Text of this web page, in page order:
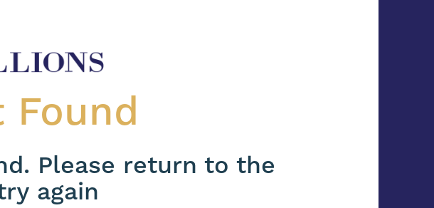
Please return to the
again